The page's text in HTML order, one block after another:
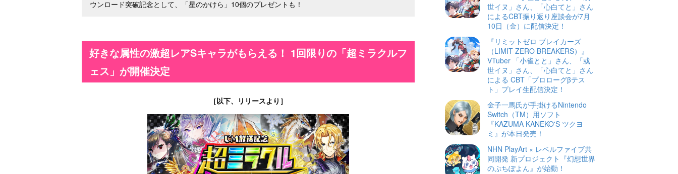
ウンロード突破記念として、「星のかけら」10個のプレゼントも！
好きな属性の激超レアSキャラがもらえる！ 1回限りの「超ミラクルフ
ェス」が開催決定
［以下、リリースより］
世イヌ」さん、「心白てと」さん
によるCBT振り返り座談会が7月
10日（金）に配信決定！
『リミットゼロ ブレイカーズ
（LIMIT ZERO BREAKERS）』
VTuber 「小雀とと」さん、「或
世イヌ」さん、「心白てと」さん
による CBT「プロローグβテス
ト」プレイ生配信決定！
金子一馬氏が手掛けるNintendo
Switch（TM）用ソフト
『KAZUMA KANEKO'S ツクヨ
ミ』が本日発売！
NHN PlayArt × レベルファイブ共
同開発 新プロジェクト『幻想世界
のぷちぽよん』が始動！